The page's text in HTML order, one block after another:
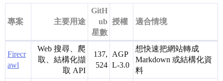
專案 主要用途
GitH
ub
星數
授權 適合情境
Firecr
awl
Web 搜尋、爬
取、結構化擷
取 API
137,
524
AGP
L-3.0
想快速把網站轉成
Markdown 或結構化資
料